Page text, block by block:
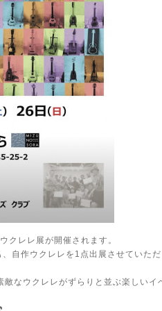
クレレ展が開催されます。
自作ウクレレを1点出展させていただ
なウクレレがずらりと並ぶ楽しいイ